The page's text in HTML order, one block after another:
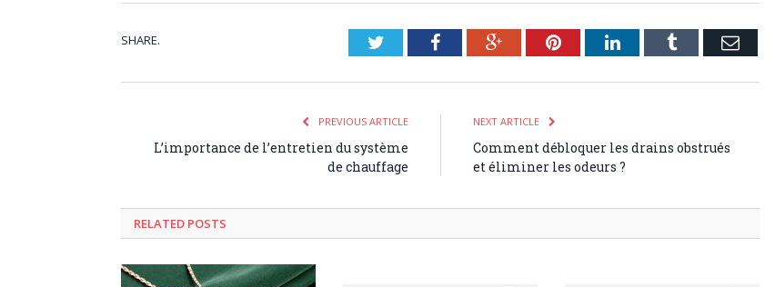
SHARE. TwitterFacebookGoogle+PinterestLinkedInTumblr Email
PREVIOUS ARTICLE
L’importance de l’entretien du système
de chauffage
NEXT ARTICLE
Comment débloquer les drains obstrués
et éliminer les odeurs ?
RELATED POSTS